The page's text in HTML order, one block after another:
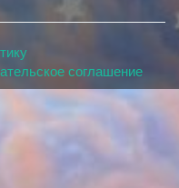
соглашение